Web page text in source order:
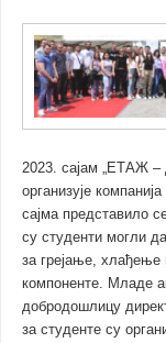
2023. сајам „ЕТАЖ –
организује
сајма представило
су студенти могли
за грејање, хлађење
компоненте. Младе
добродошлицу
за студенте су